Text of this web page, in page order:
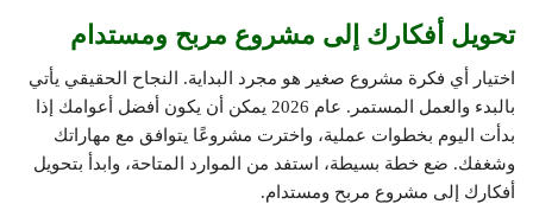
تحويل أفكارك إلى مشروع مربح ومستدام
اختيار أي فكرة مشروع صغير هو مجرد البداية. النجاح الحقيقي يأتي
بالبدء والعمل المستمر. عام 2026 يمكن أن يكون أفضل أعوامك إذا
بدأت اليوم بخطوات عملية، واخترت مشروعًا يتوافق مع مهاراتك
وشغفك. ضع خطة بسيطة، استفد من الموارد المتاحة، وابدأ بتحويل
أفكارك إلى مشروع مربح ومستدام.